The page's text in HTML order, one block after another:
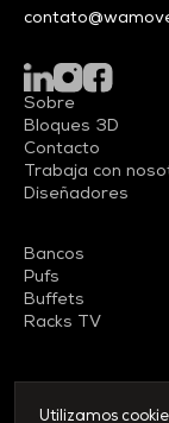
Utilizamos
Sobre
Bloques 3D
Contacto
Trabaja con
Diseñadores
Bancos
Pufs
Buffets
Racks TV